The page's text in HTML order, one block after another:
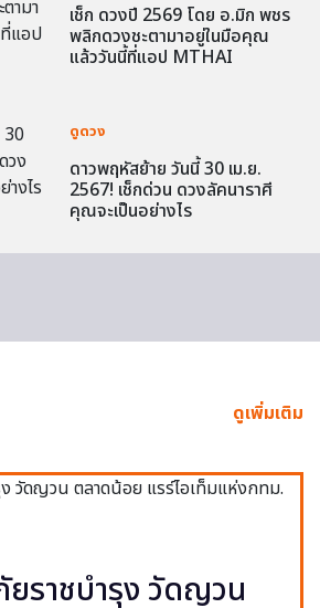
เช็ก ดวงปี 2569 โดย อ.มิก พชร
พลิกดวงชะตามาอยู่ในมือคุณ
แล้ววันนี้ที่แอป MTHAI
ดูดวง
ดาวพฤหัสย้าย วันนี้ 30 เม.ย.
2567! เช็กด่วน ดวงลัคนาราศี
คุณจะเป็นอย่างไร
ดูเพิ่มเติม
ยราชบำรุง วัดญวน